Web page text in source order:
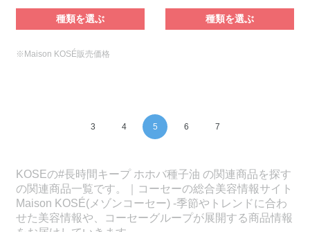
種類を選ぶ 種類を選ぶ
※Maison KOSÉ販売価格
3 4 5 6 7
KOSEの#長時間キープ ホホバ種子油 の関連商品を探す
の関連商品一覧です。｜コーセーの総合美容情報サイト
Maison KOSÉ(メゾンコーセー) -季節やトレンドに合わ
せた美容情報や、コーセーグループが展開する商品情報